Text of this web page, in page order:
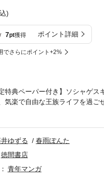
)
7pt獲得 ポイント詳細
でさらにポイント+2%
特典ペーパー付き】ソシャゲ
気楽で自由な王族ライフを過ご
歳の成人を迎え、召喚魔法が
ート能力だけは本物。なんだか
の危機はこっそりと守られてい
ゆずる
春雨ぽんた
徳間書店
青年マンガ